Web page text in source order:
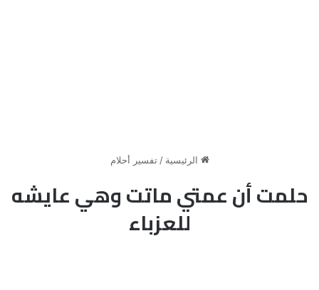
الرئيسية / تفسير أحلام
حلمت أن عمتي ماتت وهي عايشه
للعزباء